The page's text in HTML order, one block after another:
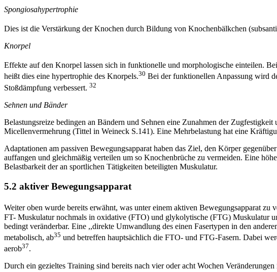
Spongiosahypertrophie
Dies ist die Verstärkung der Knochen durch Bildung von Knochenbälkchen
Knorpel
Effekte auf den Knorpel lassen sich in funktionelle und morphologische einteilen.
heißt dies eine hypertrophie des Knorpels.30 Bei der funktionellen Anpassung wird
Stoßdämpfung verbessert. 32
Sehnen und Bänder
Belastungsreize bedingen an Bändern und Sehnen eine Zunahmen der
Micellenvermehrung (Tittel in Weineck S.141). Eine Mehrbelastung hat eine
Adaptationen am passiven Bewegungsapparat haben das Ziel, den Körper
auffangen und gleichmäßig verteilen um so Knochenbrüche zu vermeiden. Eine
Belastbarkeit der an sportlichen Tätigkeiten beteiligten Muskulatur.
5.2 aktiver Bewegungsapparat
Weiter oben wurde bereits erwähnt, was unter einem aktiven Bewegungsapparat
FT- Muskulatur nochmals in oxidative (FTO) und glykolytische (FTG) Muskulatur
bedingt veränderbar. Eine ,,direkte Umwandlung des einen Fasertypen in den
metabolisch, ab35 und betreffen hauptsächlich die FTO- und FTG-Fasern. Dabei
aerob37.
Durch ein gezieltes Training sind bereits nach vier oder acht Wochen